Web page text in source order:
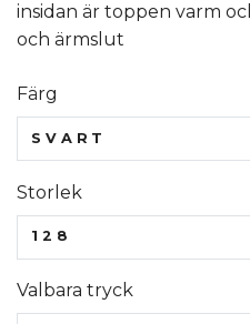
insidan är toppen varm
och ärmslut
Färg
SVART
Storlek
128
Valbara tryck